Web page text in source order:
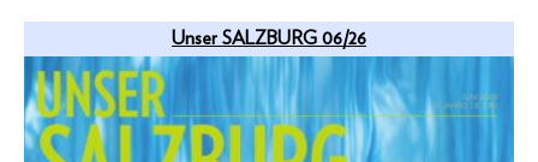
Unser SALZBURG 06/26